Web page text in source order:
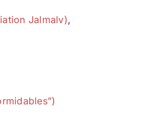
Jalmalv),